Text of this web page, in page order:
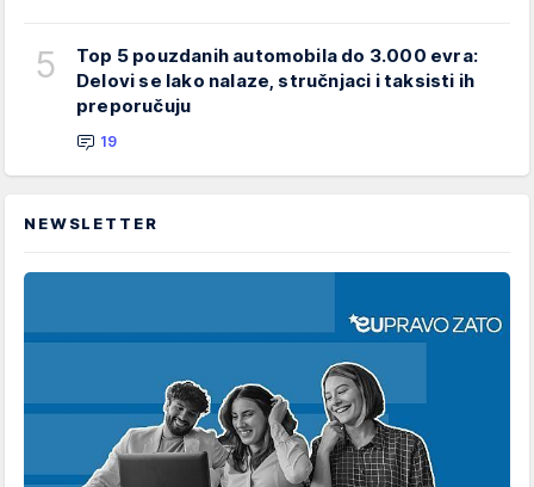
5
Top 5 pouzdanih automobila do 3.000 evra:
Delovi se lako nalaze, stručnjaci i taksisti ih
preporučuju
19
NEWSLETTER